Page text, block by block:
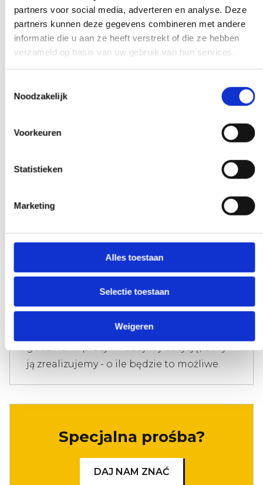
partners voor social media, adverteren en analyse. Deze
partners kunnen deze gegevens combineren met andere
informatie die u aan ze heeft verstrekt of die ze hebben
verzameld op basis van uw gebruik van hun services.
Noodzakelijk
Voorkeuren
Statistieken
Marketing
Alles toestaan
Selectie toestaan
Weigeren
Nie utrudniamy życia
razu otrzymujesz rachunek. Nie daj się
Eksperci, którzy pomogą Ci dalej
naszą pracę, podnieś słuchawkę i zadaj je.
żądanie.
Wczesna i późna dostępność
Potrzebujesz naszej pomocy poza
godzinami pracy? Podejmij decyzję, a my
ją zrealizujemy - o ile będzie to możliwe.
Specjalna prośba?
DAJ NAM ZNAĆ